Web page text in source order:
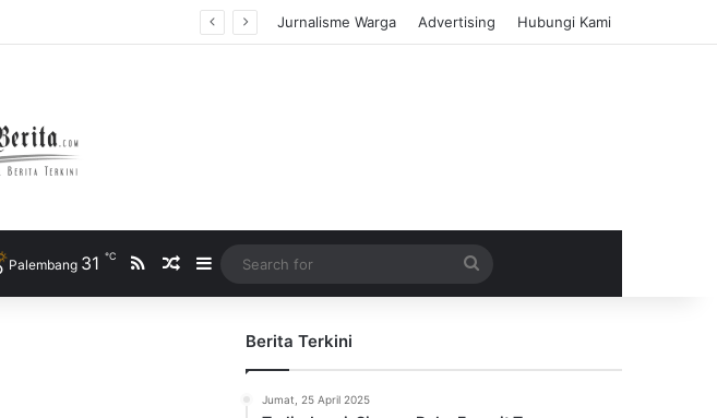
Jurnalisme Warga Advertising Hubungi Kami
Palembang 31 ℃ RSSRandom Article
Sidebar
for
Berita Terkini
Jumat, 25 April 2025